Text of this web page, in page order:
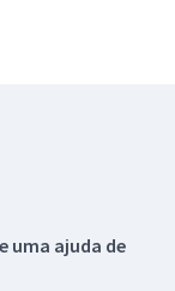
uma ajuda de